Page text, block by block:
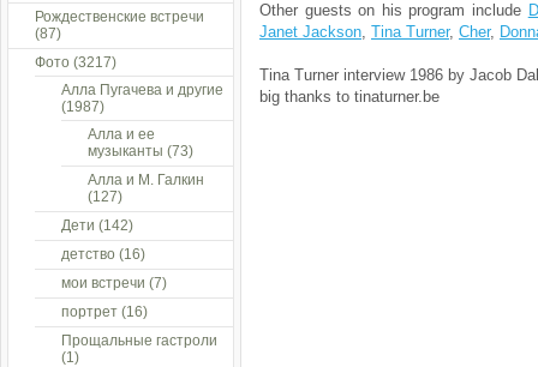
Other guests on his program include
Janet Jackson, Tina Turner, Cher,
Tina Turner interview 1986 by Jacob
big thanks to tinaturner.be
Рождественские встречи
(87)
Фото (3217)
Алла Пугачева и другие
(1987)
Алла и ее
музыканты (73)
Алла и М. Галкин
(127)
Дети (142)
детство (16)
мои встречи (7)
портрет (16)
Прощальные гастроли
(1)